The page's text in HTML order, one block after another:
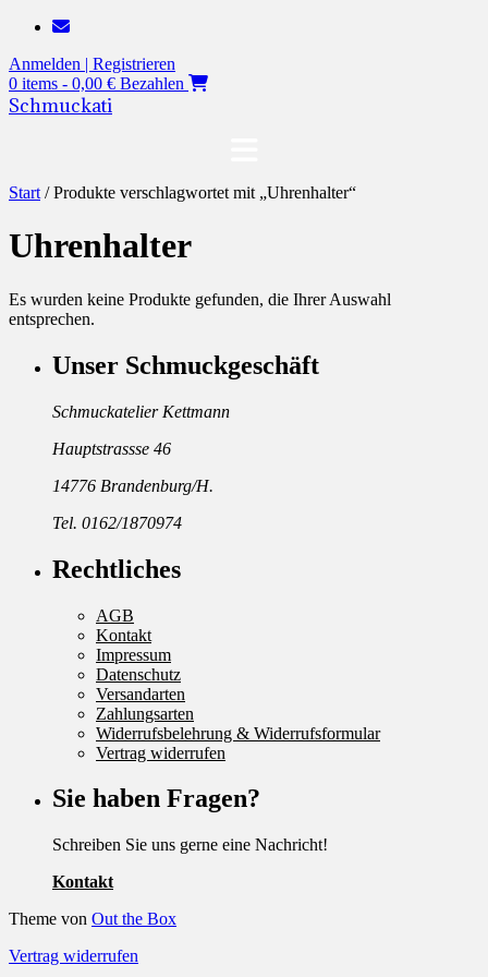
Zum
springen
Anmelden | Registrieren
0 items - 0,00 € Bezahlen
Schmuckati
Start / Produkte verschlagwortet mit „Uhrenhalter“
Uhrenhalter
Es wurden keine Produkte gefunden, die Ihrer Auswahl
entsprechen.
Unser Schmuckgeschäft
Schmuckatelier Kettmann
Hauptstrassse 46
14776 Brandenburg/H.
Tel. 0162/1870974
Rechtliches
AGB
Kontakt
Impressum
Datenschutz
Versandarten
Zahlungsarten
Widerrufsbelehrung & Widerrufsformular
Vertrag widerrufen
Sie haben Fragen?
Schreiben Sie uns gerne eine Nachricht!
Kontakt
Theme von Out the Box
Vertrag widerrufen